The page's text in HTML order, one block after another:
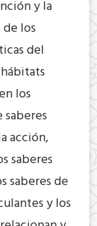
y la
los
del
los
acción,
saberes
saberes de
y los